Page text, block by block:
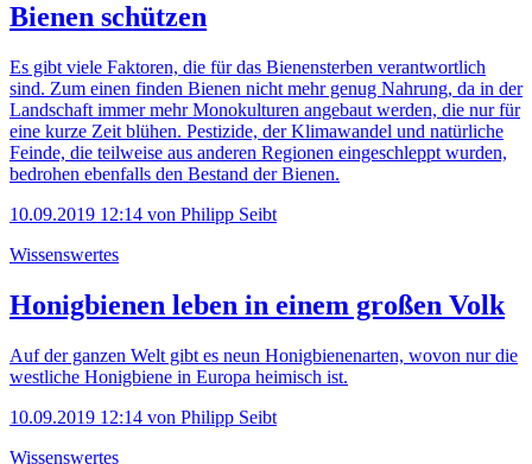
Bienen schützen
Es gibt viele Faktoren, die für das Bienensterben verantwortlich
sind. Zum einen finden Bienen nicht mehr genug Nahrung, da in der
Landschaft immer mehr Monokulturen angebaut werden, die nur für
eine kurze Zeit blühen. Pestizide, der Klimawandel und natürliche
Feinde, die teilweise aus anderen Regionen eingeschleppt wurden,
bedrohen ebenfalls den Bestand der Bienen.
10.09.2019 12:14 von Philipp Seibt
Wissenswertes
Honigbienen leben in einem großen Volk
Auf der ganzen Welt gibt es neun Honigbienenarten, wovon nur die
westliche Honigbiene in Europa heimisch ist.
10.09.2019 12:14 von Philipp Seibt
Wissenswertes